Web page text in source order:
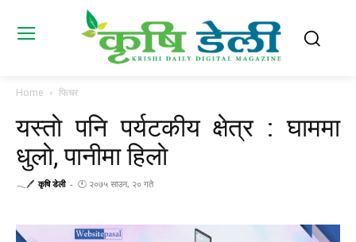
Home फिचर
यस्ताे पनि पर्यटकीय क्षेत्र : घाममा
धुलाे, पानीमा हिलाे
𓂃🖊 कृषि डेली - 🕚 २०७५ साउन, २० गते